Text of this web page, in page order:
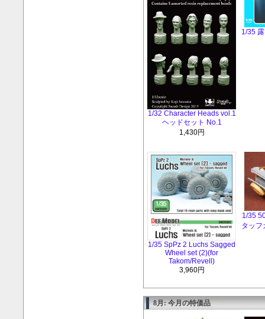
1/32 Character Heads vol.1
ヘッドセット No.1
1,430円
1/35
1/35 SpPz 2 Luchs Sagged
Wheel set (2)(for
Takom/Revell)
3,960円
1/35
タッフ
8月: 今月の特価品